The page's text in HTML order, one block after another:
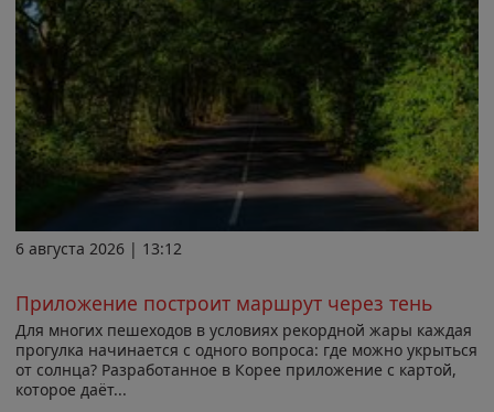
6 августа 2026 | 13:12
Приложение построит маршрут через тень
Для многих пешеходов в условиях рекордной жары каждая
прогулка начинается с одного вопроса: где можно укрыться
от солнца? Разработанное в Корее приложение с картой,
которое даёт...